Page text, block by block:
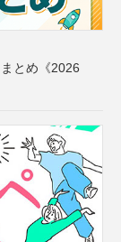
とめ《2026